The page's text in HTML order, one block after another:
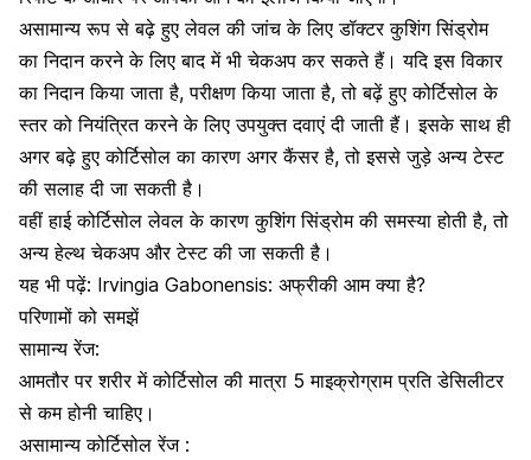
असामान्य रूप से बढ़े हुए लेवल की जांच के लिए डॉक्टर कुशिंग सिंड्रोम
का निदान करने के लिए बाद में भी चेकअप कर सकते हैं। यदि इस विकार
का निदान किया जाता है, परीक्षण किया जाता है, तो बढ़ें हुए कोर्टिसोल के
स्तर को नियंत्रित करने के लिए उपयुक्त दवाएं दी जाती हैं। इसके साथ ही
अगर बढ़े हुए कोर्टिसोल का कारण अगर कैंसर है, तो इससे जुड़े अन्य टेस्ट
की सलाह दी जा सकती है।
वहीं हाई कोर्टिसोल लेवल के कारण कुशिंग सिंड्रोम की समस्या होती है, तो
अन्य हेल्थ चेकअप और टेस्ट की जा सकती है।
यह भी पढ़ें: Irvingia Gabonensis: अफ्रीकी आम क्या है?
परिणामों को समझें
सामान्य रेंज:
आमतौर पर शरीर में कोर्टिसोल की मात्रा 5माइक्रोग्राम प्रति डेसिलीटर
से कम होनी चाहिए।
असामान्य कोर्टिसोल रेंज: